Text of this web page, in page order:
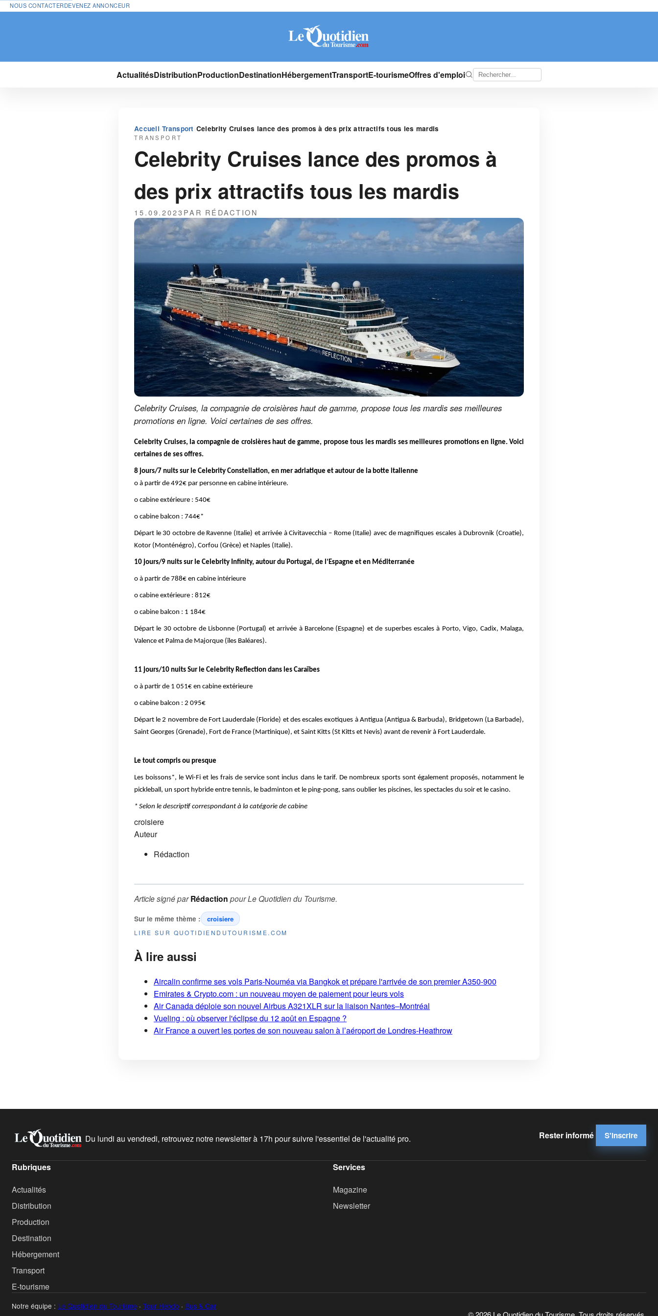
NOUS CONTACTERDEVENEZ ANNONCEUR
ActualitésDistributionProductionDestinationHébergementTransportE-tourismeOffres d'emploi
Accueil›Transport ›Celebrity Cruises lance des promos à des prix attractifs tous les mardis
TRANSPORT
Celebrity Cruises lance des promos à
des prix attractifs tous les mardis
15.09.2023PAR RÉDACTION
Celebrity Cruises, la compagnie de croisières haut de gamme, propose tous les mardis ses meilleures
promotions en ligne. Voici certaines de ses offres.
Celebrity Cruises, la compagnie de croisières haut de gamme, propose tous les mardis ses meilleures promotions en ligne. Voici
certaines de ses offres.
8 jours/7 nuits sur le Celebrity Constellation, en mer adriatique et autour de la botte italienne
o à partir de 492€ par personne en cabine intérieure.
o cabine extérieure : 540€
o cabine balcon : 744€*
Départ le 30 octobre de Ravenne (Italie) et arrivée à Civitavecchia – Rome (Italie) avec de magnifiques escales à Dubrovnik (Croatie),
Kotor (Monténégro), Corfou (Grèce) et Naples (Italie).
10 jours/9 nuits sur le Celebrity Infinity, autour du Portugal, de l’Espagne et en Méditerranée
o à partir de 788€ en cabine intérieure
o cabine extérieure : 812€
o cabine balcon : 1 184€
Départ le 30 octobre de Lisbonne (Portugal) et arrivée à Barcelone (Espagne) et de superbes escales à Porto, Vigo, Cadix, Malaga,
Valence et Palma de Majorque (îles Baléares).
11 jours/10 nuits Sur le Celebrity Reflection dans les Caraïbes
o à partir de 1 051€ en cabine extérieure
o cabine balcon : 2 095€
Départ le 2 novembre de Fort Lauderdale (Floride) et des escales exotiques à Antigua (Antigua & Barbuda), Bridgetown (La Barbade),
Saint Georges (Grenade), Fort de France (Martinique), et Saint Kitts (St Kitts et Nevis) avant de revenir à Fort Lauderdale.
Le tout compris ou presque
Les boissons*, le Wi-Fi et les frais de service sont inclus dans le tarif. De nombreux sports sont également proposés, notamment le
pickleball, un sport hybride entre tennis, le badminton et le ping-pong, sans oublier les piscines, les spectacles du soir et le casino.
* Selon le descriptif correspondant à la catégorie de cabine
croisiere
Auteur
Rédaction
Article signé parRédaction pourLe Quotidien du Tourisme.
Sur le même thème : croisiere
LIRE SUR QUOTIDIENDUTOURISME.COM
À lire aussi
Aircalin confirme ses vols Paris-Nouméa via Bangkok et prépare l'arrivée de son premier A350-900
Emirates & Crypto.com : un nouveau moyen de paiement pour leurs vols
Air Canada déploie son nouvel Airbus A321XLR sur la liaison Nantes–Montréal
Vueling : où observer l'éclipse du 12 août en Espagne ?
Air France a ouvert les portes de son nouveau salon à l’aéroport de Londres-Heathrow
Du lundi au vendredi, retrouvez notre newsletter à 17h pour suivre l'essentiel de l'actualité pro. Rester informé S'inscrire
Rubriques
Actualités
Distribution
Production
Destination
Hébergement
Transport
E-tourisme
Services
Magazine
Newsletter
Notre équipe : Le Quotidien du Tourisme · Tour Hebdo · Bus & Car